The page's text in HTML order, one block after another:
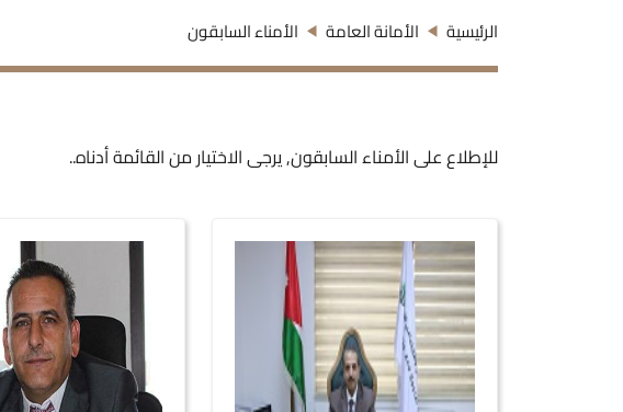
الرئيسية الأمانة العامة الأمناء السابقون
للإطلاع على الأمناء السابقون, يرجى الاختيار من القائمة أدناه..